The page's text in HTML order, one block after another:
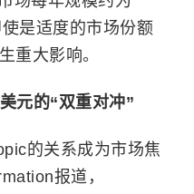
是适度的市场份额
重大影响。
元的“双重对冲”
的关系成为市场焦
报道，